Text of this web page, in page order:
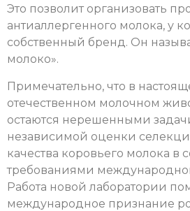
Это позволит организовать
антиаллергенного молока, у
собственный бренд. Он
молоко».
Примечательно, что в
отечественном молочном
остаются нерешенными
независимой оценки
качества коровьего молока в
требованиями
Работа новой лаборатории
международное признание